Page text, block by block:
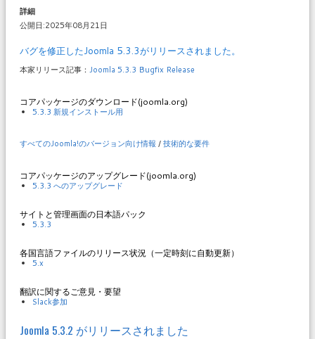
詳細
公開日:2025年08月21日
バグを修正したJoomla 5.3.3がリリースされました。
本家リリース記事： Joomla 5.3.3 Bugfix Release
コアパッケージのダウンロード(joomla.org)
5.3.3 新規インストール用
すべてのJoomla!のバージョン向け情報 /技術的な要件
コアパッケージのアップグレード(joomla.org)
5.3.3 へのアップグレード
サイトと管理画面の日本語パック
5.3.3
各国言語ファイルのリリース状況（一定時刻に自動更新）
5.x
翻訳に関するご意見・要望
Slack参加
Joomla 5.3.2 がリリースされました